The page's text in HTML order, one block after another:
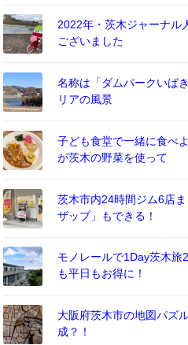
2022年・茨木ジャーナル
ございました
名称は「ダムパークいば
リアの風景
子ども食堂で一緒に食べ
が茨木の野菜を使って
茨木市内24時間ジム6店
ザップ」もできる！
モノレールで1Day茨木旅
も平日もお得に！
大阪府茨木市の地図パズ
成？！